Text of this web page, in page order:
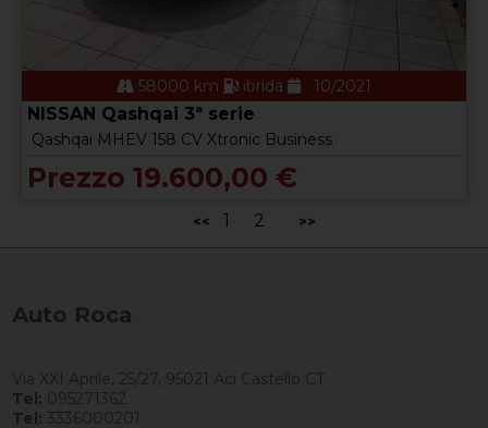
58000 km ibrida 10/2021
NISSAN Qashqai 3ª serie
Qashqai MHEV 158 CV Xtronic Business
Prezzo 19.600,00 €
<< 1 2 >>
Auto Roca
Via XXI Aprile, 25/27, 95021 Aci Castello CT
Tel: 095271362
Tel: 3336000201